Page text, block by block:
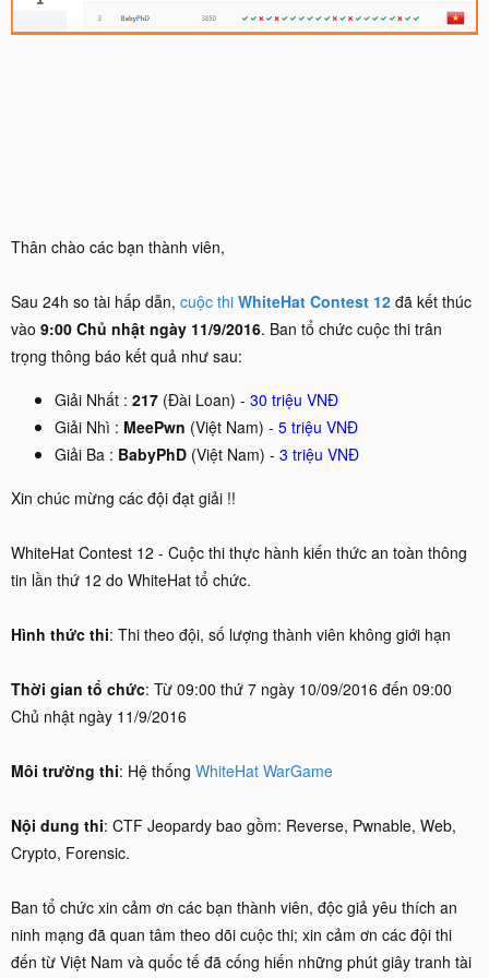
Thân chào các bạn thành viên,
Sau 24h so tài hấp dẫn, cuộc thi WhiteHat Contest 12 đã kết thúc
vào 9:00 Chủ nhật ngày 11/9/2016. Ban tổ chức cuộc thi trân
trọng thông báo kết quả như sau:
Giải Nhất : 217 (Đài Loan) - 30 triệu VNĐ
Giải Nhì : MeePwn (Việt Nam) - 5 triệu VNĐ
Giải Ba : BabyPhD (Việt Nam) - 3 triệu VNĐ
Xin chúc mừng các đội đạt giải !!
WhiteHat Contest 12 - Cuộc thi thực hành kiến thức an toàn thông
tin lần thứ 12 do WhiteHat tổ chức.
Hình thức thi: Thi theo đội, số lượng thành viên không giới hạn
Thời gian tổ chức: Từ 09:00 thứ 7 ngày 10/09/2016 đến 09:00
Chủ nhật ngày 11/9/2016
Môi trường thi: Hệ thống WhiteHat WarGame
Nội dung thi: CTF Jeopardy bao gồm: Reverse, Pwnable, Web,
Crypto, Forensic.
Ban tổ chức xin cảm ơn các bạn thành viên, độc giả yêu thích an
ninh mạng đã quan tâm theo dõi cuộc thi; xin cảm ơn các đội thi
đến từ Việt Nam và quốc tế đã cống hiến những phút giây tranh tài